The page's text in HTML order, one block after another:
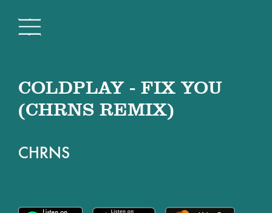
COLDPLAY - FIX YOU
(CHRNS REMIX)
CHRNS